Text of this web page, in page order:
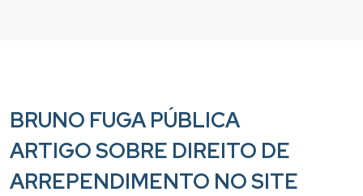
BRUNO FUGA PÚBLICA
ARTIGO SOBRE DIREITO DE
ARREPENDIMENTO NO SITE